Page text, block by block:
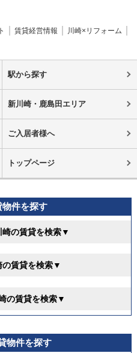
賃貸経営情報
川崎×リフォーム
駅から探す
新川崎・鹿島田エリア
ご入居者様へ
トップページ
物件を探す
の賃貸を検索▼
賃貸を検索▼
の賃貸を検索▼
物件を探す